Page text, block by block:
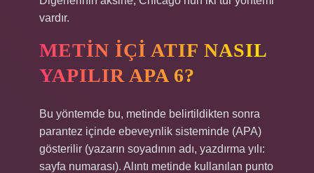
vardır.
METIN IÇI ATIF NASIL
YAPILIR APA 6?
Bu yöntemde bu, metinde belirtildikten sonra
parantez içinde ebeveynlik sisteminde (APA)
gösterilir (yazarın soyadının adı, yazdırma yılı:
sayfa numarası). Alıntı metinde kullanılan punto